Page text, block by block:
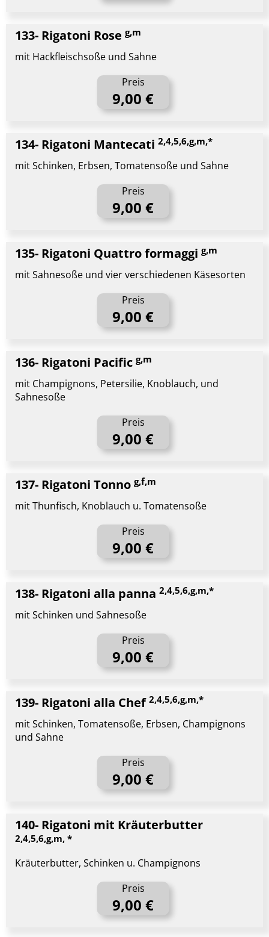
133- Rigatoni Rose g,m
mit Hackfleischsoße und Sahne
Preis
9,00 €
134- Rigatoni Mantecati 2,4,5,6,g,m,*
mit Schinken, Erbsen, Tomatensoße und Sahne
Preis
9,00 €
135- Rigatoni Quattro formaggi g,m
mit Sahnesoße und vier verschiedenen Käsesorten
Preis
9,00 €
136- Rigatoni Pacific g,m
mit Champignons, Petersilie, Knoblauch, und
Sahnesoße
Preis
9,00 €
137- Rigatoni Tonno g,f,m
mit Thunfisch, Knoblauch u. Tomatensoße
Preis
9,00 €
138- Rigatoni alla panna 2,4,5,6,g,m,*
mit Schinken und Sahnesoße
Preis
9,00 €
139- Rigatoni alla Chef 2,4,5,6,g,m,*
mit Schinken, Tomatensoße, Erbsen, Champignons
und Sahne
Preis
9,00 €
140- Rigatoni mit Kräuterbutter
2,4,5,6,g,m, *
Kräuterbutter, Schinken u. Champignons
Preis
9,00 €